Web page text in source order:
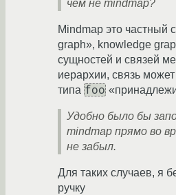
чем не mindmap?
Mindmap это частный
graph», knowledge
сущностей и связей
иерархии, связь
типа foo
Удобно было бы
mindmap прямо во
не забыл.
Для таких случаев, я
ручку